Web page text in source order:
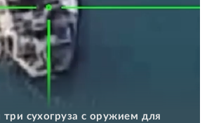
сухогруза с оружием для